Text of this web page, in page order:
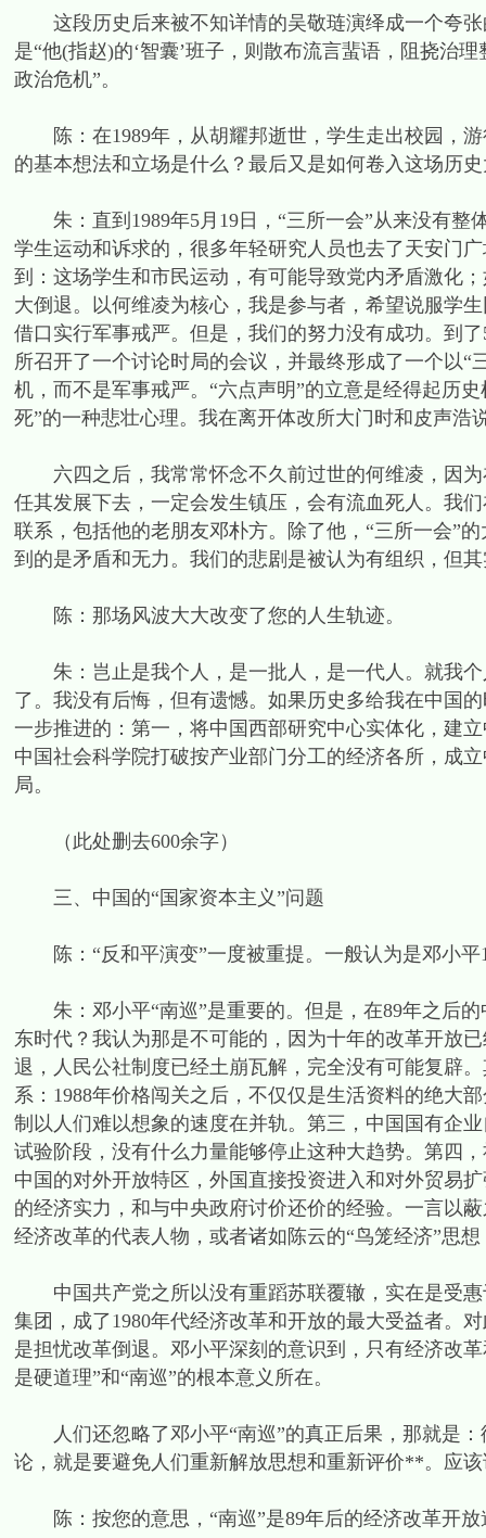
这段历史后来被不知详情的吴敬琏演绎成一个夸张
是“他(指赵)的‘智囊’班子，则散布流言蜚语，阻挠治
政治危机”。
陈：在1989年，从胡耀邦逝世，学生走出校园，游
的基本想法和立场是什么？最后又是如何卷入这场历
朱：直到1989年5月19日，“三所一会”从来没有整
学生运动和诉求的，很多年轻研究人员也去了天安门
到：这场学生和市民运动，有可能导致党内矛盾激化
大倒退。以何维凌为核心，我是参与者，希望说服学
借口实行军事戒严。但是，我们的努力没有成功。到
所召开了一个讨论时局的会议，并最终形成了一个以“
机，而不是军事戒严。“六点声明”的立意是经得起历
死”的一种悲壮心理。我在离开体改所大门时和皮声浩
六四之后，我常常怀念不久前过世的何维凌，因为
任其发展下去，一定会发生镇压，会有流血死人。我
联系，包括他的老朋友邓朴方。除了他，“三所一会”
到的是矛盾和无力。我们的悲剧是被认为有组织，但
陈：那场风波大大改变了您的人生轨迹。
朱：岂止是我个人，是一批人，是一代人。就我个
了。我没有后悔，但有遗憾。如果历史多给我在中国
一步推进的：第一，将中国西部研究中心实体化，建
中国社会科学院打破按产业部门分工的经济各所，成
局。
（此处删去600余字）
三、中国的“国家资本主义”问题
陈：“反和平演变”一度被重提。一般认为是邓小平
朱：邓小平“南巡”是重要的。但是，在89年之后的
东时代？我认为那是不可能的，因为十年的改革开放
退，人民公社制度已经土崩瓦解，完全没有可能复辟
系：1988年价格闯关之后，不仅仅是生活资料的绝大
制以人们难以想象的速度在并轨。第三，中国国有企
试验阶段，没有什么力量能够停止这种大趋势。第四
中国的对外开放特区，外国直接投资进入和对外贸易
的经济实力，和与中央政府讨价还价的经验。一言以
经济改革的代表人物，或者诸如陈云的“鸟笼经济”思
中国共产党之所以没有重蹈苏联覆辙，实在是受惠
集团，成了1980年代经济改革和开放的最大受益者。
是担忧改革倒退。邓小平深刻的意识到，只有经济改
是硬道理”和“南巡”的根本意义所在。
人们还忽略了邓小平“南巡”的真正后果，那就是：
论，就是要避免人们重新解放思想和重新评价**。应
陈：按您的意思，“南巡”是89年后的经济改革开放